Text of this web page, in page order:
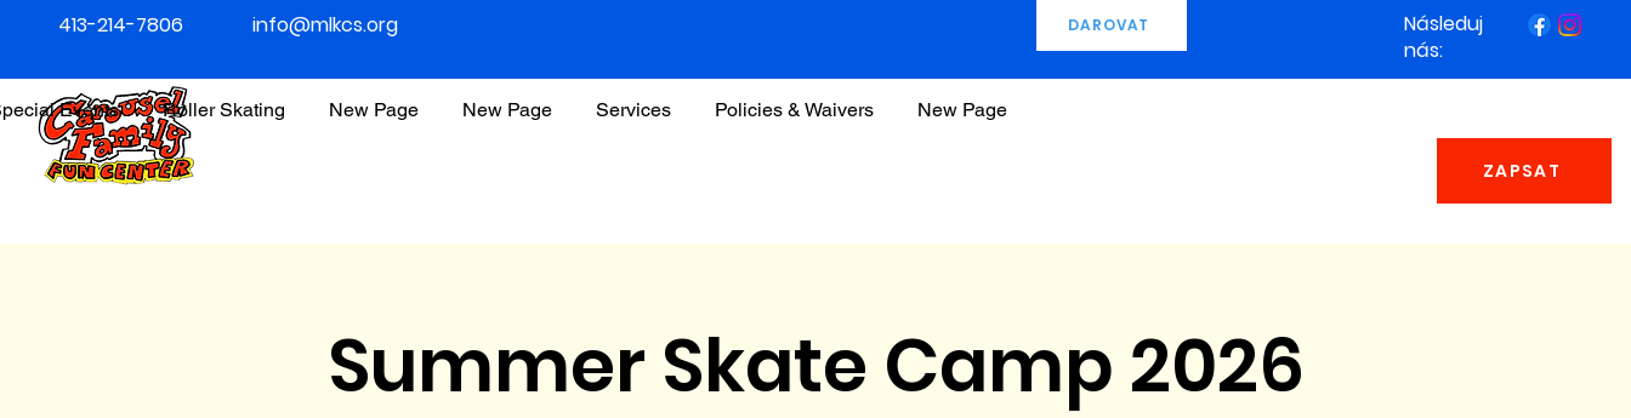
Events Roller Skating New Page New Page Services Policies & Waivers New Page
ZAPSAT
413-214-7806 info@mlkcs.org DAROVAT
Následuj
nás:
Summer Skate Camp 2026